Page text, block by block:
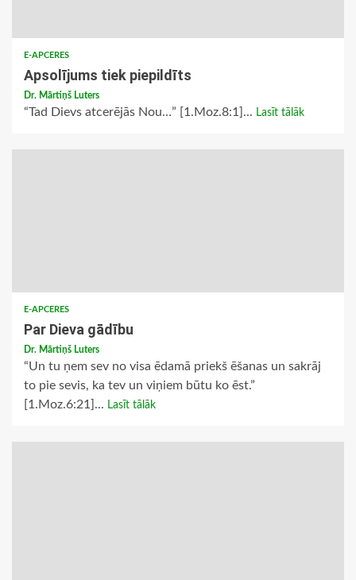
E-APCERES
Apsolījums tiek piepildīts
Dr. Mārtiņš Luters
“Tad Dievs atcerējās Nou…” [1.Moz.8:1]... Lasīt tālāk
E-APCERES
Par Dieva gādību
Dr. Mārtiņš Luters
“Un tu ņem sev no visa ēdamā priekš ēšanas un sakrāj
to pie sevis, ka tev un viņiem būtu ko ēst.”
[1.Moz.6:21]... Lasīt tālāk